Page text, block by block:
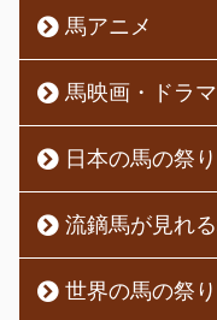
馬アニメ
馬映画・ドラマ
日本の馬の祭
流鏑馬が見れ
世界の馬の祭